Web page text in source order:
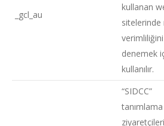
_gcl_au
kullanan
sitelerinde
verimliliğini
denemek
kullanılır.
“SIDCC”